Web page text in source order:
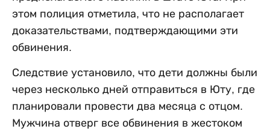
этом полиция отметила, что не располагает
доказательствами, подтверждающими эти
обвинения.
Следствие установило, что дети должны были
через несколько дней отправиться в Юту, где
планировали провести два месяца с отцом.
Мужчина отверг все обвинения в жестоком